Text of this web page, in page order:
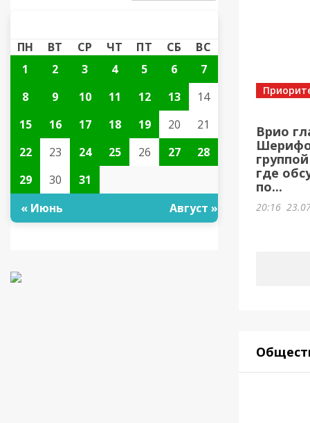
ПН ВТ СР ЧТ ПТ СБ
ВС
1
2 3 4 5 6
7
8
9 10 11 12 13
14
15
16 17 18 19 20
21
22
23 24 25 26 27
28
29
30
31
« Июнь
Август »
Врио
где
по...
20:16